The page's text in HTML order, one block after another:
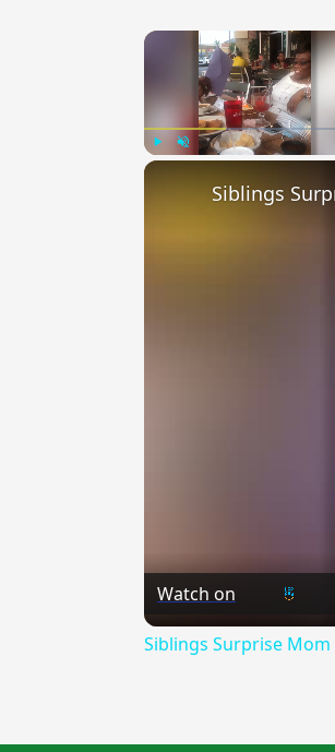
Watch on
Siblings Surprise